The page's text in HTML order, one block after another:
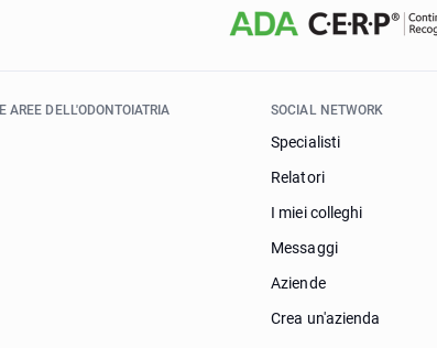
AREE DELL'ODONTOIATRIA SOCIAL NETWORK
Specialisti
Relatori
I miei colleghi
Messaggi
Aziende
Crea un'azienda